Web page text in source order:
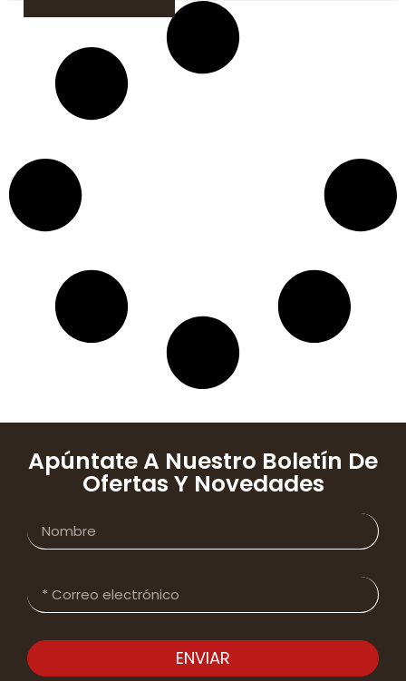
Apúntate A Nuestro Boletín De
Ofertas Y Novedades
ENVIAR